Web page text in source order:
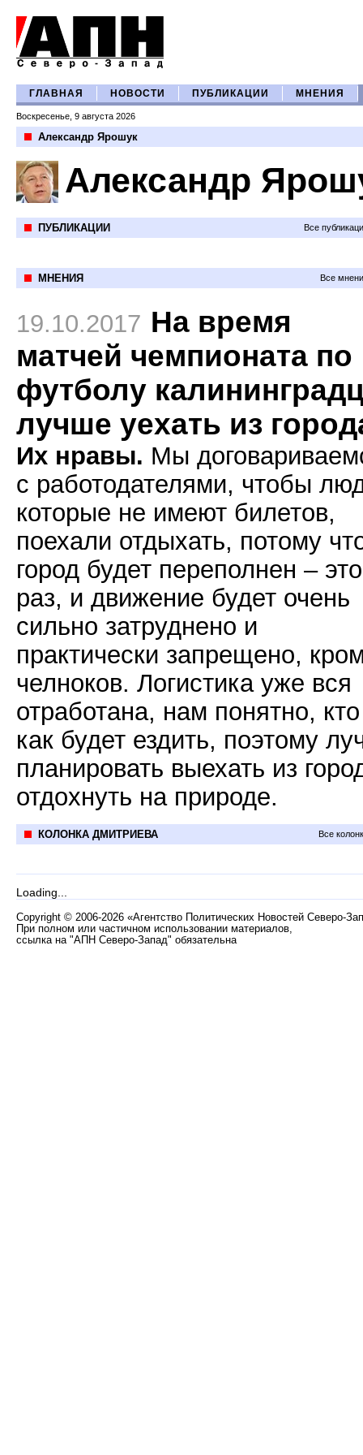
ГЛАВНАЯ НОВОСТИ ПУБЛИКАЦИИ МНЕНИЯ
Воскресенье, 9 августа 2026
Александр Ярошук
Александр
ПУБЛИКАЦИИ Все
МНЕНИЯ Все
19.10.2017 На время
матчей чемпионата по
футболу
лучше уехать из
Их нравы. Мы
с работодателями, чтобы
которые не имеют билетов,
поехали отдыхать, потому
город будет переполнен – это
раз, и движение будет очень
сильно затруднено и
практически запрещено,
челноков. Логистика уже вся
отработана, нам понятно,
как будет ездить, поэтому
планировать выехать из
отдохнуть на природе.
КОЛОНКА ДМИТРИЕВА Все
Loading...
Copyright © 2006-2026 «Агентство Политических Новостей Северо-
При полном или частичном использовании материалов,
ссылка на "АПН Северо-Запад" обязательна